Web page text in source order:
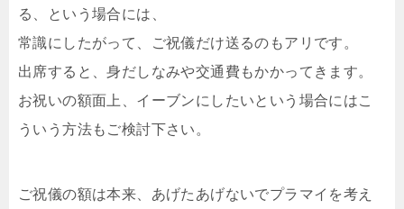
る、という場合には、
常識にしたがって、ご祝儀だけ送るのもアリです。
出席すると、身だしなみや交通費もかかってきます。
お祝いの額面上、イーブンにしたいという場合にはこ
ういう方法もご検討下さい。
ご祝儀の額は本来、あげたあげないでプラマイを考え